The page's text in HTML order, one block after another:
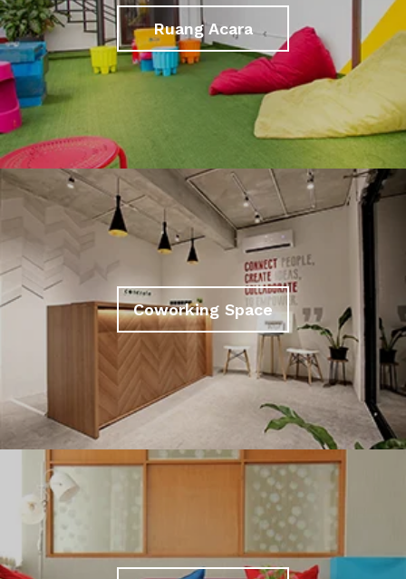
Ruang Acara
Coworking Space